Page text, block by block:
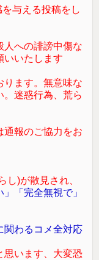
与える投稿をし
人への誹謗中傷な
いいたします
ります。無意味な
。迷惑行為、荒ら
通報のご協力をお
し)が散見され、
」「完全無視で」
関わるコメ全対応
思います、大変恐